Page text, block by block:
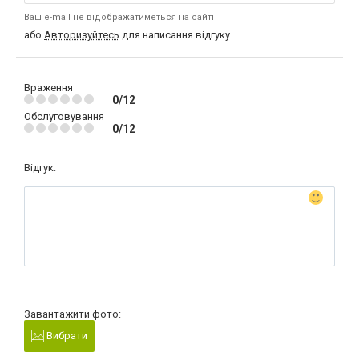
Ваш e-mail не відображатиметься на сайті
або Авторизуйтесь для написання відгуку
Враження
0/12
Обслуговування
0/12
Відгук:
Завантажити фото:
Вибрати